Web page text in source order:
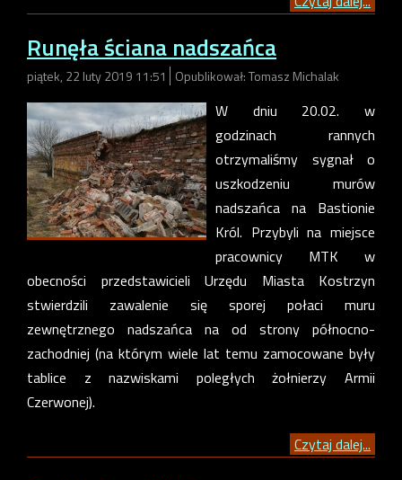
Runęła ściana nadszańca
piątek, 22 luty 2019 11:51 Opublikował: Tomasz Michalak
W dniu 20.02. w
godzinach rannych
otrzymaliśmy sygnał o
uszkodzeniu murów
nadszańca na Bastionie
Król. Przybyli na miejsce
pracownicy MTK w
obecności przedstawicieli Urzędu Miasta Kostrzyn
stwierdzili zawalenie się sporej połaci muru
zewnętrznego nadszańca na od strony północno-
zachodniej (na którym wiele lat temu zamocowane były
tablice z nazwiskami poległych żołnierzy Armii
Czerwonej).
Czytaj dalej...